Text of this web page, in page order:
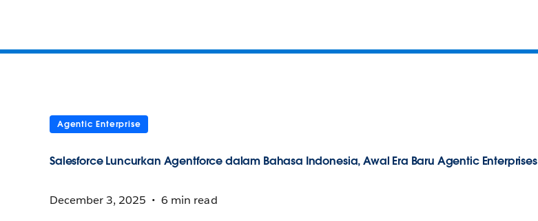
Agentic Enterprise
Salesforce Luncurkan Agentforce dalam Bahasa Indonesia, Awal Era Baru Agentic Enterprises
December 3, 2025 6 min read